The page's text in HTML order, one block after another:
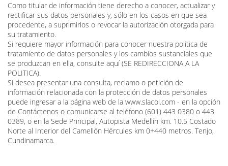
Como titular de información tiene derecho a conocer, actualizar y
rectificar sus datos personales y, sólo en los casos en que sea
procedente, a suprimirlos o revocar la autorización otorgada para
su tratamiento.
Si requiere mayor información para conocer nuestra política de
tratamiento de datos personales y los cambios sustanciales que
se produzcan en ella, consulte aquí (SE REDIRECCIONA A LA
POLITICA).
Si desea presentar una consulta, reclamo o petición de
información relacionada con la protección de datos personales
puede ingresar a la página web de la www.slacol.com - en la opción
de Contáctenos o comunicarse al teléfono (601) 443 0380 o 443
0389, o en la Sede Principal, Autopista Medellín km. 10.5 Costado
Norte al Interior del Camellón Hércules km 0+440 metros. Tenjo,
Cundinamarca.